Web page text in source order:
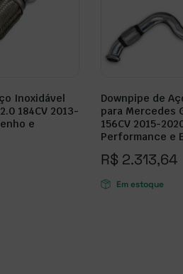
Inoxidável
184CV 2013-
e
Downpipe de
para Mercedes
156CV 2015-
Performance e
R$ 2.313,64
Em estoque